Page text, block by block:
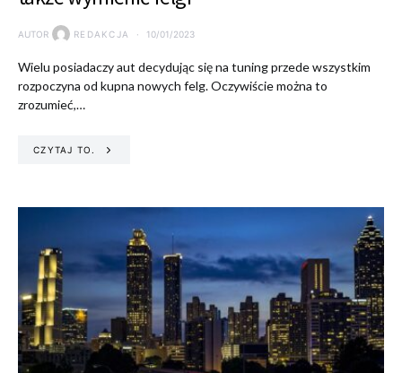
AUTOR REDAKCJA 10/01/2023
Wielu posiadaczy aut decydując się na tuning przede wszystkim
rozpoczyna od kupna nowych felg. Oczywiście można to
zrozumieć,…
CZYTAJ TO.